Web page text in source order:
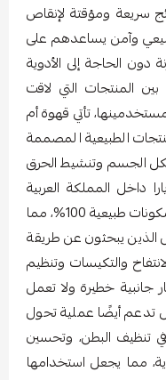
سريعة ومؤقتة لإنقاص
وآمن يساعدهم على
الحاجة إلى الأدوية
المنتجات التي لاقت
تأتي قهوة أم
الطبيعية المصممة
الجسم وتنشيط الحرق
داخل المملكة العربية
السعودية وفق معايير عالية الجودة، وبمكونات طبيعية 100%، مما
الذين يبحثون عن طريقة
والتكيسات وتنظيم
جانبية خطيرة ولا تعمل
تدعم أيضًا عملية تحول
تنظيف البطن، وتحسين
مما يجعل استخدامها